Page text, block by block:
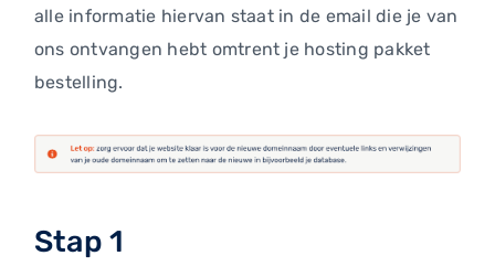
alle informatie hiervan staat in de email die je van
ons ontvangen hebt omtrent je hosting pakket
bestelling.
Stap 1